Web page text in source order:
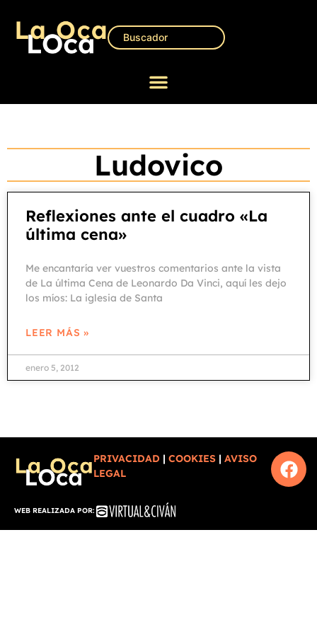
Ludovico
Reflexiones ante el cuadro «La
última cena»
Me encantaría ver vuestros comentarios ante la vista
de La última Cena de Leonardo Da Vinci, aquí les dejo
los míos: La iglesia de Santa
LEER MÁS »
enero 5, 2012
PRIVACIDAD | COOKIES | AVISO
LEGAL
WEB REALIZADA POR: